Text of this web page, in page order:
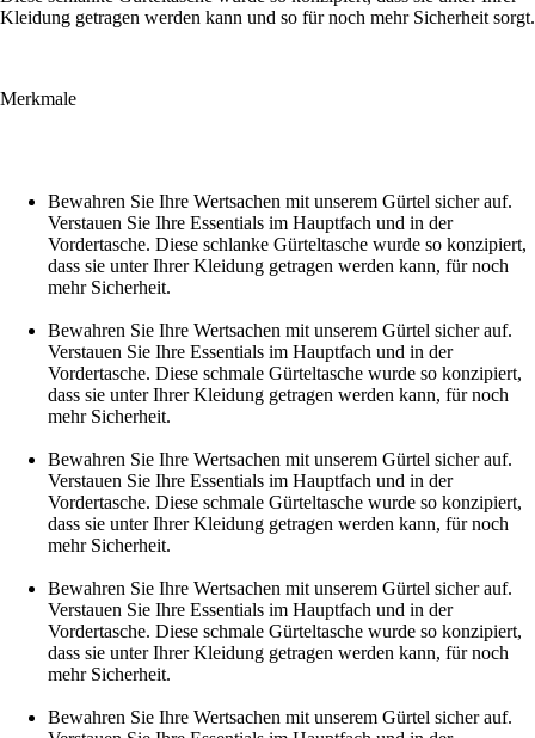
Kleidung getragen werden kann und so für noch mehr Sicherheit sorgt.
Merkmale
Bewahren Sie Ihre Wertsachen mit unserem Gürtel sicher auf.
Verstauen Sie Ihre Essentials im Hauptfach und in der
Vordertasche. Diese schlanke Gürteltasche wurde so konzipiert,
dass sie unter Ihrer Kleidung getragen werden kann, für noch
mehr Sicherheit.
Bewahren Sie Ihre Wertsachen mit unserem Gürtel sicher auf.
Verstauen Sie Ihre Essentials im Hauptfach und in der
Vordertasche. Diese schmale Gürteltasche wurde so konzipiert,
dass sie unter Ihrer Kleidung getragen werden kann, für noch
mehr Sicherheit.
Bewahren Sie Ihre Wertsachen mit unserem Gürtel sicher auf.
Verstauen Sie Ihre Essentials im Hauptfach und in der
Vordertasche. Diese schmale Gürteltasche wurde so konzipiert,
dass sie unter Ihrer Kleidung getragen werden kann, für noch
mehr Sicherheit.
Bewahren Sie Ihre Wertsachen mit unserem Gürtel sicher auf.
Verstauen Sie Ihre Essentials im Hauptfach und in der
Vordertasche. Diese schmale Gürteltasche wurde so konzipiert,
dass sie unter Ihrer Kleidung getragen werden kann, für noch
mehr Sicherheit.
Bewahren Sie Ihre Wertsachen mit unserem Gürtel sicher auf.